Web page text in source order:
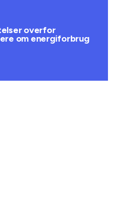
overfor
om energiforbrug